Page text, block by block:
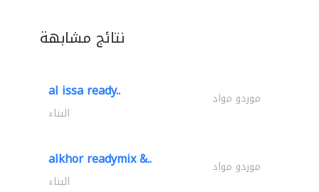
نتائج مشابهة
al issa ready.. موردو مواد
البناء
alkhor readymix &.. موردو مواد
البناء